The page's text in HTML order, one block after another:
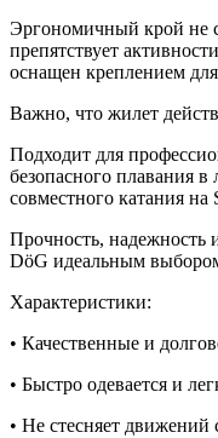
Эргономичный крой не
препятствует
оснащен креплением
Важно, что жилет
Подходит для
безопасного плавания
совместного катания на
Прочность, надежность
DöG идеальным
Характеристики:
• Качественные и
• Быстро одевается и
• Не стесняет движений